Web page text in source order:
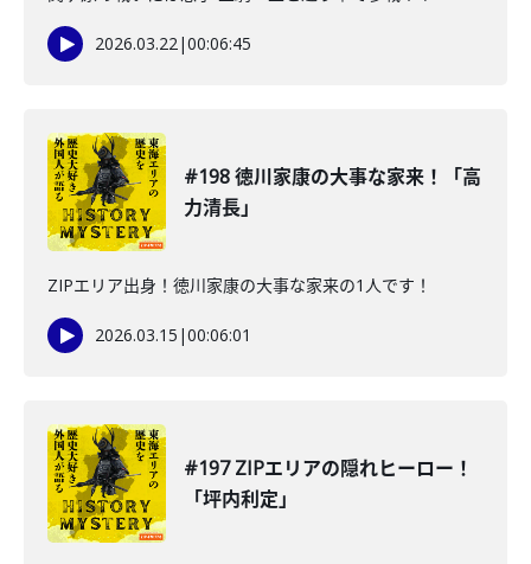
2026.03.22|00:06:45
#198 徳川家康の大事な家来！「高
力清長」
ZIPエリア出身！徳川家康の大事な家来の1人です！
2026.03.15 |00:06:01
#197 ZIPエリアの隠れヒーロー！
「坪内利定」